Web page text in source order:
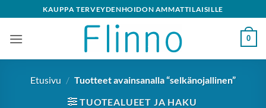
to
content
KAUPPA TERVEYDENHOIDON AMMATTILAISILLE
0
Etusivu / Tuotteet avainsanalla “selkänojallinen”
TUOTEALUEET JA HAKU